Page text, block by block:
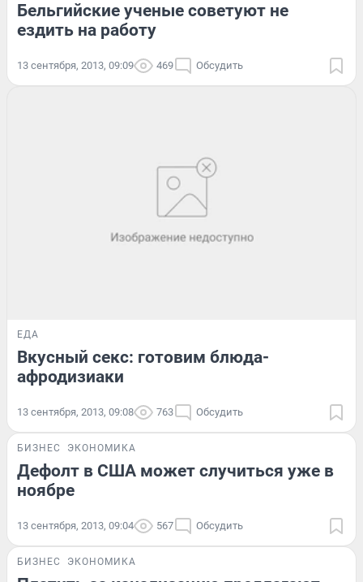
Бельгийские ученые советуют не
ездить на работу
13 сентября, 2013, 09:09 469 Обсудить
ЕДА
Вкусный секс: готовим блюда-
афродизиаки
13 сентября, 2013, 09:08 763 Обсудить
БИЗНЕС ЭКОНОМИКА
Дефолт в США может случиться уже в
ноябре
13 сентября, 2013, 09:04 567 Обсудить
БИЗНЕС ЭКОНОМИКА